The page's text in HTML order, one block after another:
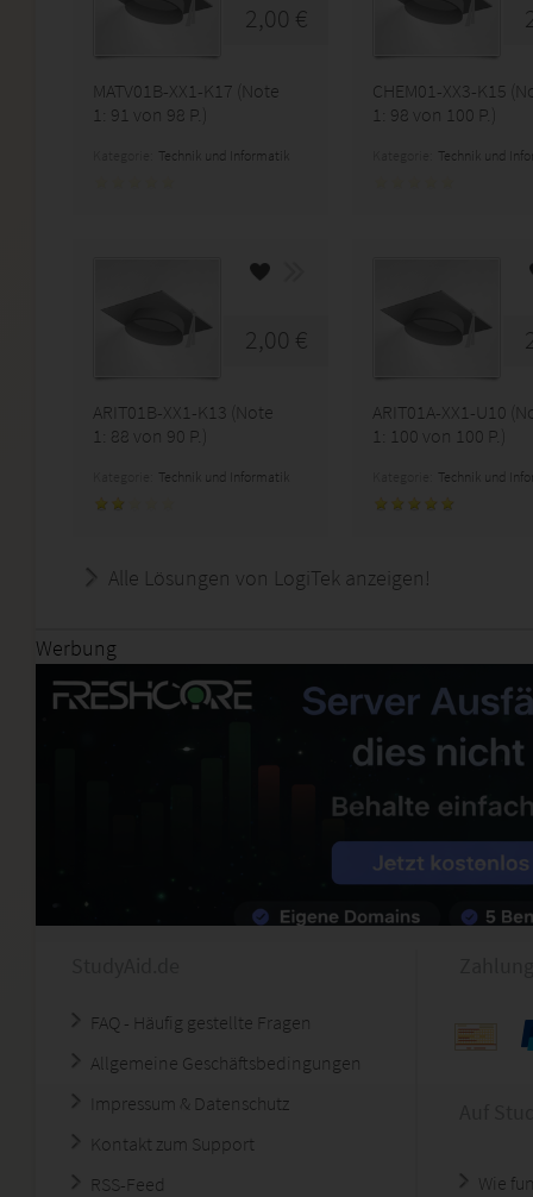
2,00 €
MATV01B-XX1-K17 (Note
1: 91 von 98 P.)
Technik und Informatik
CHEM01-XX3-K15
1: 98 von 100 P.)
Technik und
2,00 €
ARIT01B-XX1-K13 (Note
1: 88 von 90 P.)
Technik und Informatik
ARIT01A-XX1-U10
1: 100 von 100 P.)
Technik und
Alle Lösungen von LogiTek anzeigen!
Werbung
FAQ - Häufig gestellte Fragen
Allgemeine Geschäftsbedingungen
Impressum & Datenschutz
Kontakt zum Support
RSS-Feed
Wie